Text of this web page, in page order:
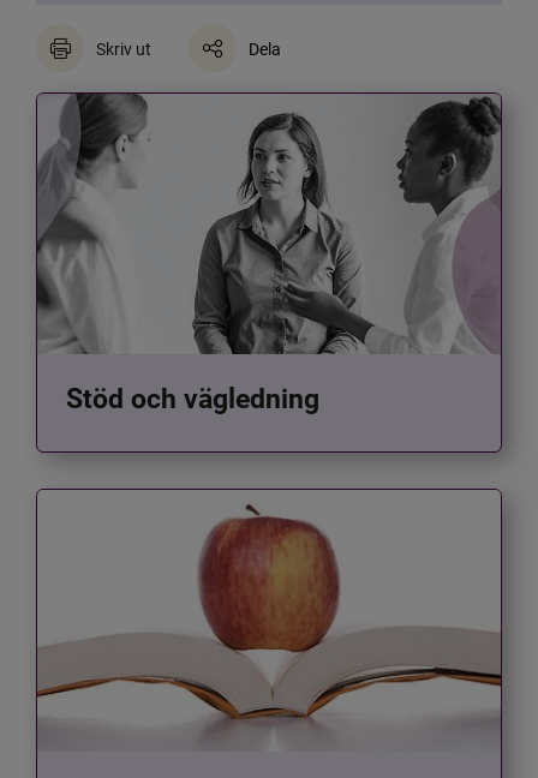
Skriv ut Dela
Stöd och vägledning